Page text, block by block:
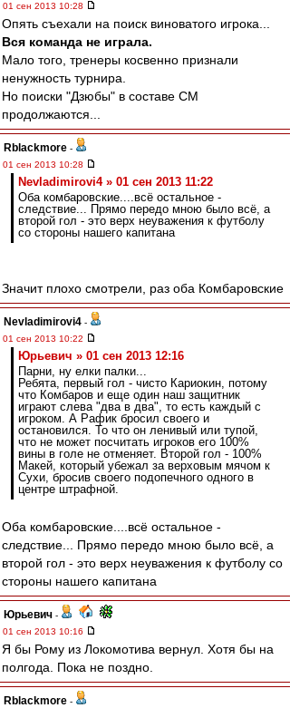
01 сен 2013 10:28
Опять съехали на поиск виноватого игрока...
Вся команда не играла.
Мало того, тренеры косвенно признали
ненужность турнира.
Но поиски "Дзюбы" в составе СМ
продолжаются...
Rblackmore -
01 сен 2013 10:28
Nevladimirovi4 » 01 сен 2013 11:22
Оба комбаровские....всё остальное -
следствие... Прямо передо мною было всё, а
второй гол - это верх неуважения к футболу
со стороны нашего капитана
Значит плохо смотрели, раз оба Комбаровские
Nevladimirovi4 -
01 сен 2013 10:22
Юрьевич » 01 сен 2013 12:16
Парни, ну елки палки...
Ребята, первый гол - чисто Кариокин, потому
что Комбаров и еще один наш защитник
играют слева "два в два", то есть каждый с
игроком. А Рафик бросил своего и
остановился. То что он ленивый или тупой,
что не может посчитать игроков его 100%
вины в голе не отменяет. Второй гол - 100%
Макей, который убежал за верховым мячом к
Сухи, бросив своего подопечного одного в
центре штрафной.
Оба комбаровские....всё остальное -
следствие... Прямо передо мною было всё, а
второй гол - это верх неуважения к футболу со
стороны нашего капитана
Юрьевич -
01 сен 2013 10:16
Я бы Рому из Локомотива вернул. Хотя бы на
полгода. Пока не поздно.
Rblackmore -